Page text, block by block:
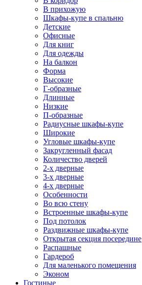
В прихожую
Шкафы-купе в спальню
Детские
Офисные
Для книг
Для одежды
На балкон
Форма
Высокие
Г-образные
Длинные
Низкие
П-образные
Радиусные шкафы-купе
Широкие
Угловые шкафы-купе
Закругленный фасад
Количество дверей
2-х дверные
3-х дверные
4-х дверные
Особенности
Во всю стену
Встроенные шкафы-купе
Под потолок
Раздвижные шкафы-купе
Открытая секция посередине
Распашные
Гардероб
Для маленького помещения
Эконом
Гостиные